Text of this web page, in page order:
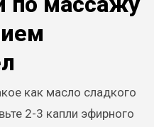
как масло сладкого
2-3 капли эфирного